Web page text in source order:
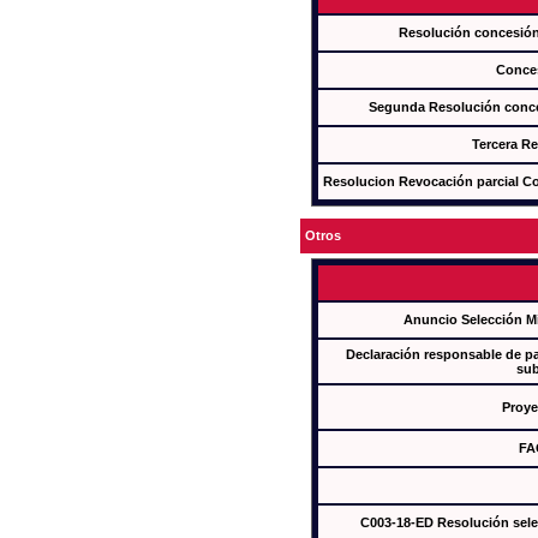
Resolución
Segunda Resolución
Tercera
Resolucion Revocación parcial
Otros
Anuncio Selección
Declaración responsable de
C003-18-ED Resolución